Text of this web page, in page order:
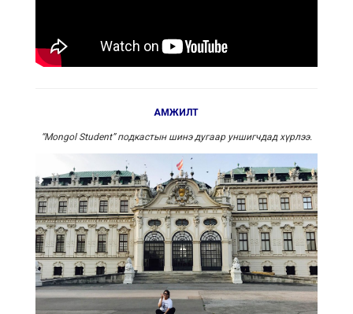
АМЖИЛТ
“Mongol Student” подкастын шинэ дугаар уншигчдад хүрлээ.